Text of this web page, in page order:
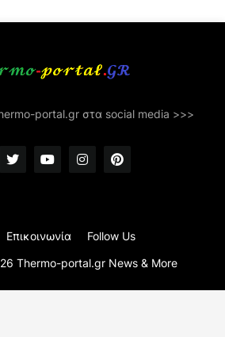
portal.gr στα social media >>>
Thermo-portal.gr News & More
Επικοινωνία Follow Us